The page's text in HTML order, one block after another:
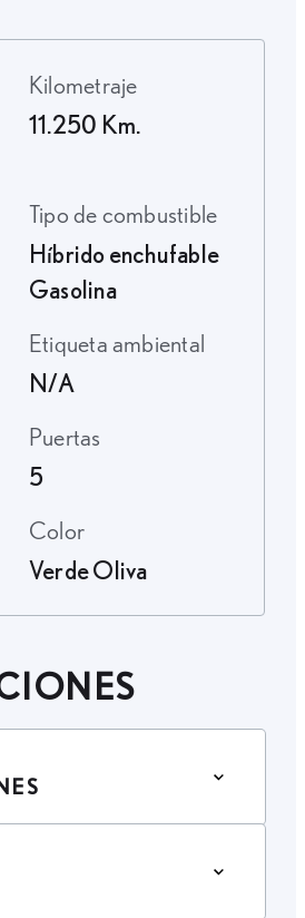
Kilometraje
11.250 Km.
Tipo de combustible
Híbrido enchufable
Gasolina
Etiqueta ambiental
N/A
Puertas
5
Color
Verde Oliva